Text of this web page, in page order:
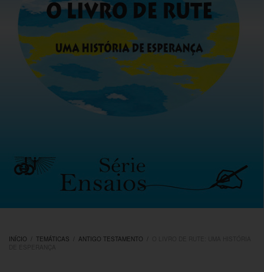
INÍCIO TEMÁTICAS ANTIGO TESTAMENTO